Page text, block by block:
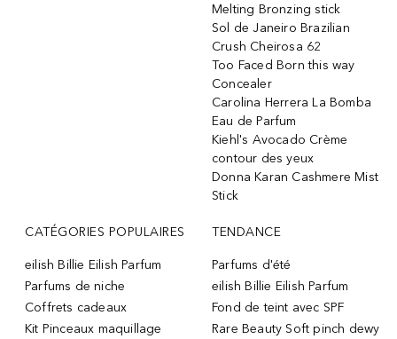
Melting Bronzing stick
Sol de Janeiro Brazilian
Crush Cheirosa 62
Too Faced Born this way
Concealer
Carolina Herrera La Bomba
Eau de Parfum
Kiehl's Avocado Crème
contour des yeux
Donna Karan Cashmere Mist
Stick
CATÉGORIES POPULAIRES
eilish Billie Eilish Parfum
Parfums de niche
Coffrets cadeaux
Kit Pinceaux maquillage
TENDANCE
Parfums d'été
eilish Billie Eilish Parfum
Fond de teint avec SPF
Rare Beauty Soft pinch dewy